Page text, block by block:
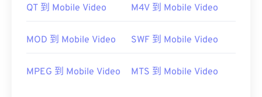
QT 到 Mobile Video M4V 到 Mobile Video
MOD 到 Mobile Video SWF 到 Mobile Video
MPEG 到 Mobile Video MTS 到 Mobile Video